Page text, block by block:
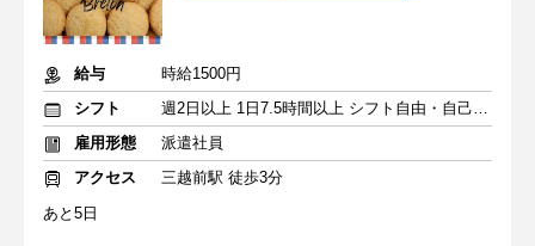
給与
時給1500円
シフト
週2日以上 1日7.5時間以上 シフト自由・自己申告
雇用形態
派遣社員
アクセス
三越前駅 徒歩3分
あと5日